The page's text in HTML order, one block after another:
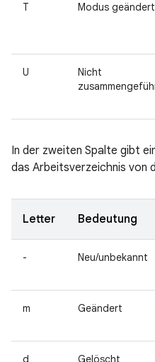
T Modus geändert
U
Nicht
In der zweiten Spalte gibt
das Arbeitsverzeichnis von
Letter Bedeutung
- Neu/unbekannt
m Geändert
d Gelöscht